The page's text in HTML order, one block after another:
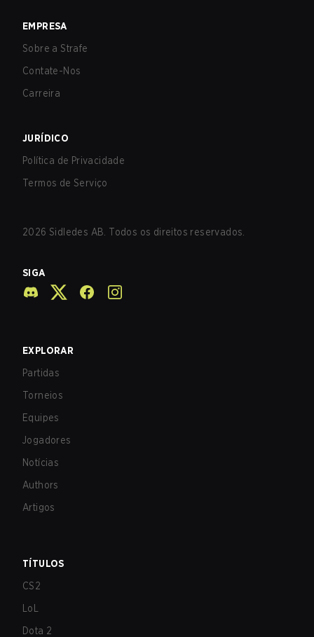
EMPRESA
Sobre a Strafe
Contate-Nos
Carreira
JURÍDICO
Política de Privacidade
Termos de Serviço
2026 Sidledes AB. Todos os direitos reservados.
SIGA
EXPLORAR
Partidas
Torneios
Equipes
Jogadores
Notícias
Authors
Artigos
TÍTULOS
CS2
LoL
Dota 2